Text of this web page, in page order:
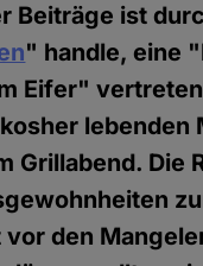
Beiträge ist
" handle, eine
Eifer"
lebenden
Grillabend. Die
den